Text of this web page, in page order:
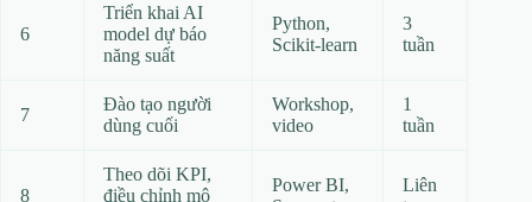
6
Triển khai AI
model dự báo
năng suất
Python,
Scikit‑learn
3
tuần
7
Đào tạo người
dùng cuối
Workshop,
video
1
tuần
8
Theo dõi KPI,
điều chỉnh mô
Power BI,
Liên